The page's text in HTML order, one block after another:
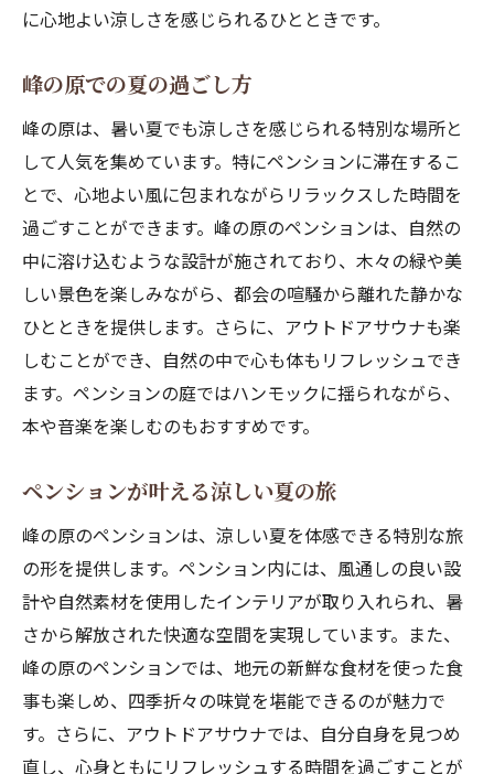
に心地よい涼しさを感じられるひとときです。
峰の原での夏の過ごし方
峰の原は、暑い夏でも涼しさを感じられる特別な場所と
して人気を集めています。特にペンションに滞在するこ
とで、心地よい風に包まれながらリラックスした時間を
過ごすことができます。峰の原のペンションは、自然の
中に溶け込むような設計が施されており、木々の緑や美
しい景色を楽しみながら、都会の喧騒から離れた静かな
ひとときを提供します。さらに、アウトドアサウナも楽
しむことができ、自然の中で心も体もリフレッシュでき
ます。ペンションの庭ではハンモックに揺られながら、
本や音楽を楽しむのもおすすめです。
ペンションが叶える涼しい夏の旅
峰の原のペンションは、涼しい夏を体感できる特別な旅
の形を提供します。ペンション内には、風通しの良い設
計や自然素材を使用したインテリアが取り入れられ、暑
さから解放された快適な空間を実現しています。また、
峰の原のペンションでは、地元の新鮮な食材を使った食
事も楽しめ、四季折々の味覚を堪能できるのが魅力で
す。さらに、アウトドアサウナでは、自分自身を見つめ
直し、心身ともにリフレッシュする時間を過ごすことが